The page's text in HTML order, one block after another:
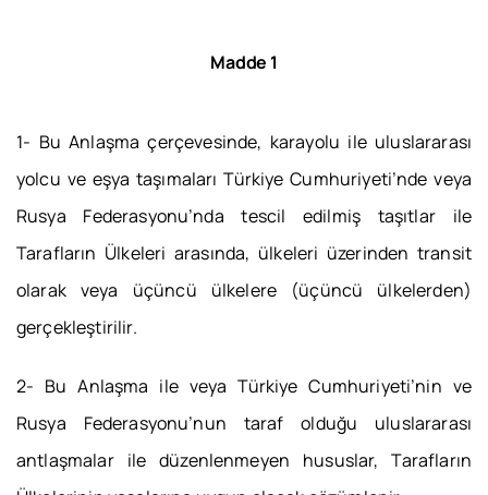
Madde 1
1- Bu Anlaşma çerçevesinde, karayolu ile uluslararası
yolcu ve eşya taşımaları Türkiye Cumhuriyeti’nde veya
Rusya Federasyonu’nda tescil edilmiş taşıtlar ile
Tarafların Ülkeleri arasında, ülkeleri üzerinden transit
olarak veya üçüncü ülkelere (üçüncü ülkelerden)
gerçekleştirilir.
2- Bu Anlaşma ile veya Türkiye Cumhuriyeti’nin ve
Rusya Federasyonu’nun taraf olduğu uluslararası
antlaşmalar ile düzenlenmeyen hususlar, Tarafların